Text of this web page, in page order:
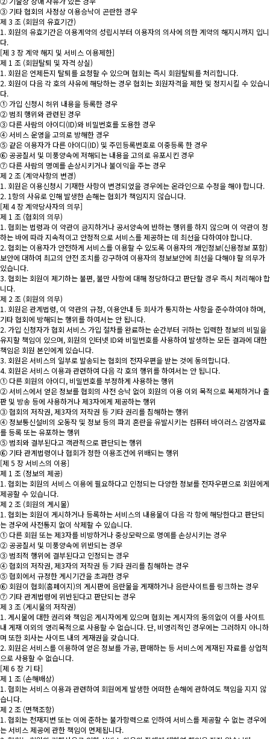
③ 기타 협회의 사정상 이용승낙이 곤란한 경우
제 3 조 (회원의 유효기간)
1. 회원의 유효기간은 이용계약의 성립시부터 이용자의 의사에 의한 계약의 해지시까지 입니
다.
[제 3 장 계약 해지 및 서비스 이용제한]
제 1 조 (회원탈퇴 및 자격 상실)
1. 회원은 언제든지 탈퇴를 요청할 수 있으며 협회는 즉시 회원탈퇴를 처리합니다.
2. 회원이 다음 각 호의 사유에 해당하는 경우 협회는 회원자격을 제한 및 정지시킬 수 있습니
다.
① 가입 신청시 허위 내용을 등록한 경우
② 범죄 행위와 관련된 경우
③ 다른 사람의 아이디(ID)와 비밀번호를 도용한 경우
④ 서비스 운영을 고의로 방해한 경우
⑤ 같은 이용자가 다른 아이디(ID) 및 주민등록번호로 이중등록 한 경우
⑥ 공공질서 및 미풍양속에 저해되는 내용을 고의로 유포시킨 경우
⑦ 다른 사람의 명예를 손상시키거나 불이익을 주는 경우
제 2 조 (계약사항의 변경)
1. 회원은 이용신청시 기재한 사항이 변경되었을 경우에는 온라인으로 수정을 해야 합니다.
2. 1항의 사유로 인해 발생한 손해는 협회가 책임지지 않습니다.
[제 4 장 계약당사자의 의무]
제 1 조 (협회의 의무)
1. 협회는 법령과 이 약관이 금지하거나 공서양속에 반하는 행위를 하지 않으며 이 약관이 정
하는 바에 따라 지속적이고 안정적으로 서비스를 제공하는 데 최선을 다하여야 합니다.
2. 협회는 이용자가 안전하게 서비스를 이용할 수 있도록 이용자의 개인정보(신용정보 포함)
보안에 대하여 최고의 안전 조치를 강구하여 이용자의 정보보안에 최선을 다해야 할 의무가
있습니다.
3. 협회는 회원이 제기하는 불편, 불만 사항에 대해 정당하다고 판단할 경우 즉시 처리해야 합
니다.
제 2 조 (회원의 의무)
1. 회원은 관계법령, 이 약관의 규정, 이용안내 등 회사가 통지하는 사항을 준수하여야 하며,
기타 협회에 방해되는 행위를 하여서는 안 됩니다.
2. 가입 신청자가 협회 서비스 가입 절차를 완료하는 순간부터 귀하는 입력한 정보의 비밀을
유지할 책임이 있으며, 회원의 인터넷 ID와 비밀번호를 사용하여 발생하는 모든 결과에 대한
책임은 회원 본인에게 있습니다.
3. 회원은 서비스의 일부로 발송되는 협회의 전자우편을 받는 것에 동의합니다.
4. 회원은 서비스 이용과 관련하여 다음 각 호의 행위를 하여서는 안 됩니다.
① 다른 회원의 아이디, 비밀번호를 부정하게 사용하는 행위
② 서비스에서 얻은 정보를 협회의 사전 승낙 없이 회원의 이용 이외 목적으로 복제하거나 출
판 및 방송 등에 사용하거나 제3자에게 제공하는 행위
③ 협회의 저작권, 제3자의 저작권 등 기타 권리를 침해하는 행위
④ 정보통신설비의 오동작 및 정보 등의 파괴 혼란을 유발시키는 컴퓨터 바이러스 감염자료
를 등록 또는 유포하는 행위
⑤ 범죄와 결부된다고 객관적으로 판단되는 행위
⑥ 기타 관계법령이나 협회가 정한 이용조건에 위배되는 행위
[제 5 장 서비스의 이용]
제 1 조 (정보의 제공)
1. 협회는 회원의 서비스 이용에 필요하다고 인정되는 다양한 정보를 전자우편으로 회원에게
제공할 수 있습니다.
제 2 조 (회원의 게시물)
1. 협회는 회원이 게시하거나 등록하는 서비스의 내용물이 다음 각 항에 해당한다고 판단되
는 경우에 사전통지 없이 삭제할 수 있습니다.
① 다른 회원 또는 제3자를 비방하거나 중상모략으로 명예를 손상시키는 경우
② 공공질서 및 미풍양속에 위반되는 경우
③ 범죄적 행위에 결부된다고 인정되는 경우
④ 협회의 저작권, 제3자의 저작권 등 기타 권리를 침해하는 경우
⑤ 협회에서 규정한 게시기간을 초과한 경우
⑥ 회원이 협회(홈페이지)의 게시판에 음란물을 게재하거나 음란사이트를 링크하는 경우
⑦ 기타 관계법령에 위반된다고 판단되는 경우
제 3 조 (게시물의 저작권)
1. 게시물에 대한 권리와 책임은 게시자에게 있으며 협회는 게시자의 동의없이 이를 사이트
내 게재 이외의 영리목적으로 사용할 수 없습니다. 단, 비영리적인 경우에는 그러하지 아니하
며 또한 회사는 사이트 내의 게재권을 갖습니다.
2. 회원은 서비스를 이용하여 얻은 정보를 가공, 판매하는 등 서비스에 게재된 자료를 상업적
으로 사용할 수 없습니다.
[제 6 장 기 타]
제 1 조 (손해배상)
1. 협회는 서비스 이용과 관련하여 회원에게 발생한 어떠한 손해에 관하여도 책임을 지지 않
습니다.
제 2 조 (면책조항)
1. 협회는 천재지변 또는 이에 준하는 불가항력으로 인하여 서비스를 제공할 수 없는 경우에
는 서비스 제공에 관한 책임이 면제됩니다.